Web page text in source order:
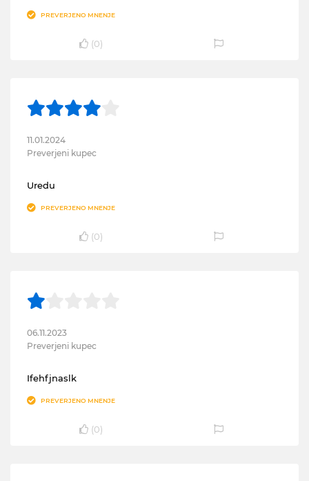
PREVERJENO MNENJE
(0)
11.01.2024
Preverjeni kupec
Uredu
PREVERJENO MNENJE
(0)
06.11.2023
Preverjeni kupec
Ifehfjnaslk
PREVERJENO MNENJE
(0)